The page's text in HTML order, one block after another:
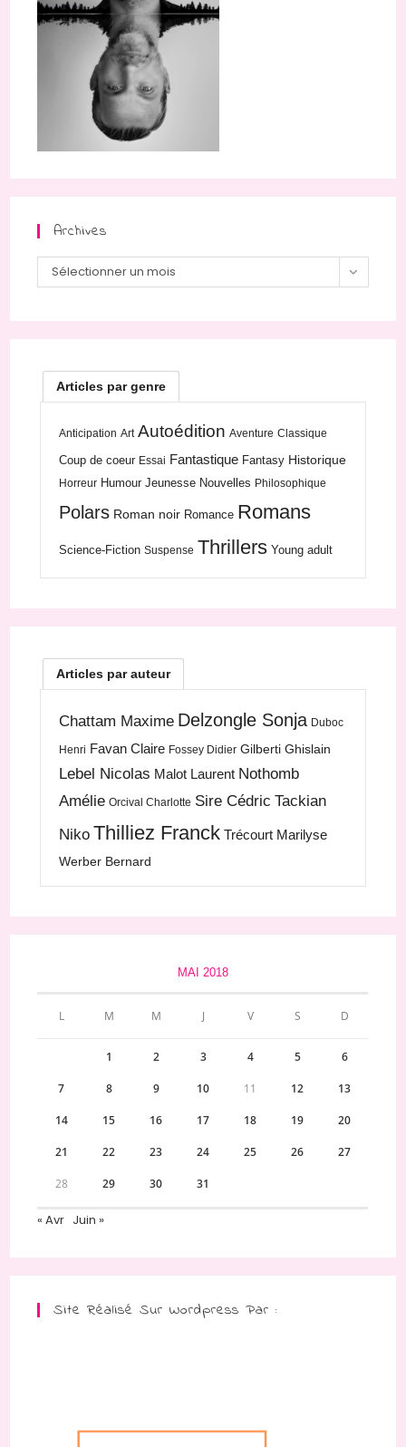
Archives
Sélectionner un mois
Articles par genre
Anticipation Art Autoédition Aventure Classique
Coup de coeur Essai Fantastique Fantasy Historique
Horreur Humour Jeunesse Nouvelles Philosophique
Polars Roman noir Romance Romans
Science-Fiction Suspense Thrillers Young adult
Articles par auteur
Chattam Maxime Delzongle Sonja Duboc
Henri Favan Claire Fossey Didier Gilberti Ghislain
Lebel Nicolas Malot Laurent Nothomb
Amélie Orcival Charlotte Sire Cédric Tackian
Niko Thilliez Franck Trécourt Marilyse
Werber Bernard
MAI 2018
L M M J V S D
1 2 3 4 5 6
7 8 9 10 11 12 13
14 15 16 17 18 19 20
21 22 23 24 25 26 27
28 29 30 31
« Avr Juin »
Site Réalisé Sur Wordpress Par :